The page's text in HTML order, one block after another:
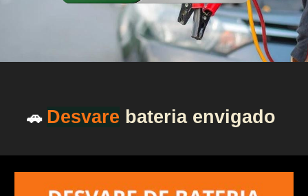
🚗 Desvare bateria envigado